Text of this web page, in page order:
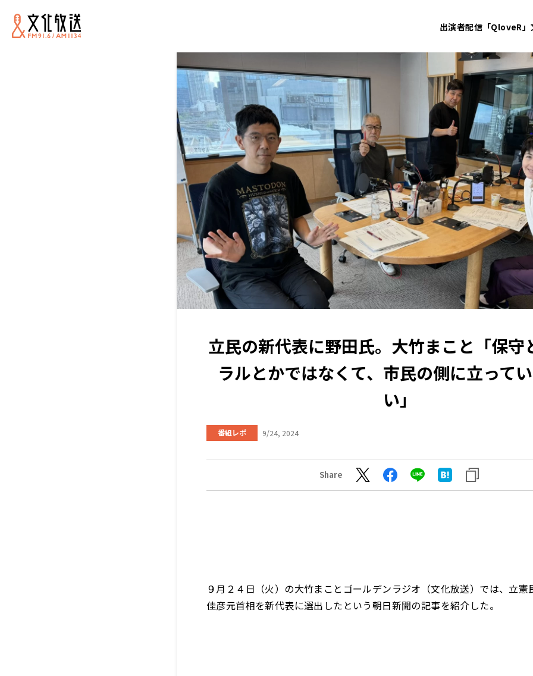
出演者配信「QloveR」
立民の新代表に野田氏。大竹まこと「保守
ラルとかではなくて、市民の側に立って
い」
番組レポ 9/24, 2024
Share
９月２４日（火）の大竹まことゴールデンラジオ（文化放送）では、立憲
佳彦元首相を新代表に選出したという朝日新聞の記事を紹介した。